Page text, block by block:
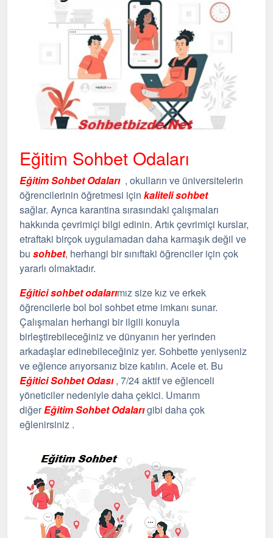
Eğitim Sohbet Odaları
Eğitim Sohbet Odaları , okulların ve üniversitelerin
öğrencilerinin öğretmesi için kaliteli sohbet
sağlar. Ayrıca karantina sırasındaki çalışmaları
hakkında çevrimiçi bilgi edinin. Artık çevrimiçi kurslar,
etraftaki birçok uygulamadan daha karmaşık değil ve
bu sohbet, herhangi bir sınıftaki öğrenciler için çok
yararlı olmaktadır.
Eğitici sohbet odalarımız size kız ve erkek
öğrencilerle bol bol sohbet etme imkanı sunar.
Çalışmaları herhangi bir ilgili konuyla
birleştirebileceğiniz ve dünyanın her yerinden
arkadaşlar edinebileceğiniz yer. Sohbette yeniyseniz
ve eğlence arıyorsanız bize katılın. Acele et. Bu
Eğitici Sohbet Odası , 7/24 aktif ve eğlenceli
yöneticiler nedeniyle daha çekici. Umarım
diğerEğitim Sohbet Odalarıgibi daha çok
eğlenirsiniz .